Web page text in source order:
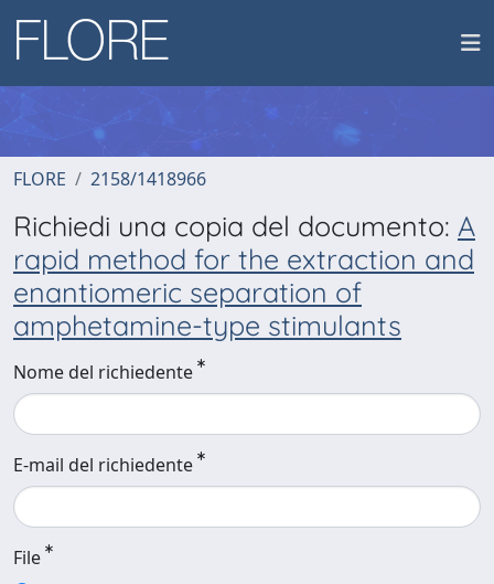
FLORE 2158/1418966
Richiedi una copia del documento: A
rapid method for the extraction and
enantiomeric separation of
amphetamine-type stimulants
Nome del richiedente
E-mail del richiedente
File